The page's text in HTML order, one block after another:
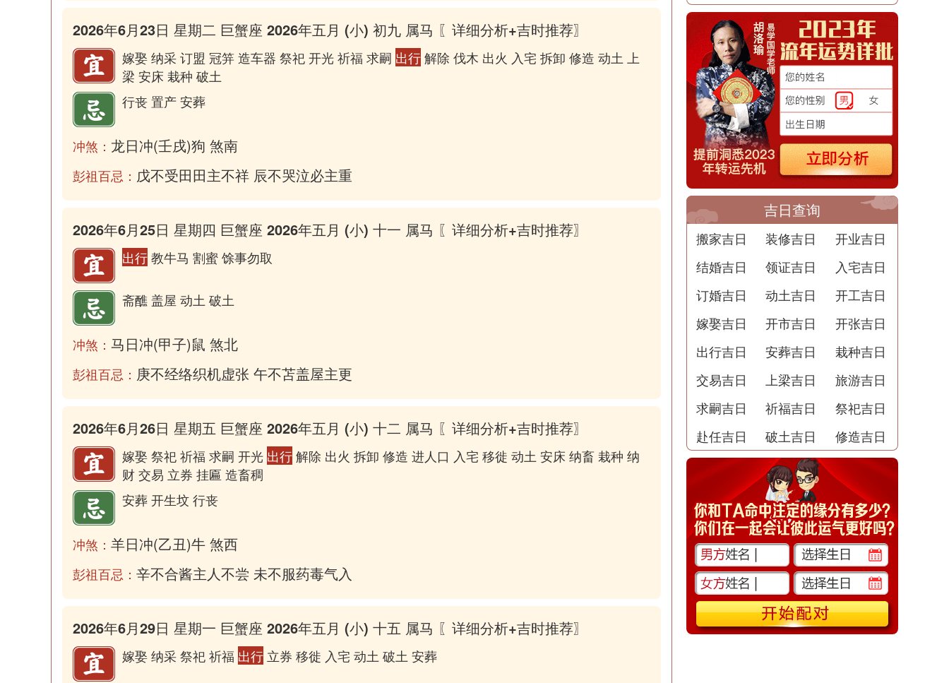
2026年6月23日 星期二 巨蟹座 2026年五月 (小) 初九 属马 〖详细分析+吉时推荐〗
嫁娶 纳采 订盟 冠笄 造车器 祭祀 开光 祈福 求嗣 出行解除 伐木 出火 入宅 拆卸 修造 动土 上
梁 安床 栽种 破土
行丧 置产 安葬
冲煞： 龙日冲(壬戌)狗 煞南
彭祖百忌： 戊不受田田主不祥 辰不哭泣必主重丧
2026年6月25日 星期四 巨蟹座 2026年五月 (小) 十一 属马 〖详细分析+吉时推荐〗
出行教牛马 割蜜 馀事勿取
斋醮 盖屋 动土 破土
冲煞： 马日冲(甲子)鼠 煞北
彭祖百忌： 庚不经络织机虚张 午不苫盖屋主更张
2026年6月26日 星期五 巨蟹座 2026年五月 (小) 十二 属马 〖详细分析+吉时推荐〗
嫁娶 祭祀 祈福 求嗣 开光 出行解除 出火 拆卸 修造 进人口 入宅 移徙 动土 安床 纳畜 栽种 纳
财 交易 立券 挂匾 造畜稠
安葬 开生坟 行丧
冲煞： 羊日冲(乙丑)牛 煞西
彭祖百忌： 辛不合酱主人不尝 未不服药毒气入肠
2026年6月29日 星期一 巨蟹座 2026年五月 (小) 十五 属马 〖详细分析+吉时推荐〗
嫁娶 纳采 祭祀 祈福 出行 立券 移徙 入宅 动土 破土 安葬
吉日查询
搬家吉日 装修吉日
开业吉日
结婚吉日
领证吉日
入宅吉日
订婚吉日
动土吉日
开工吉日
嫁娶吉日
开市吉日
开张吉日
出行吉日
安葬吉日
栽种吉日
交易吉日
上梁吉日
旅游吉日
求嗣吉日
祈福吉日
祭祀吉日
赴任吉日
破土吉日 修造吉日